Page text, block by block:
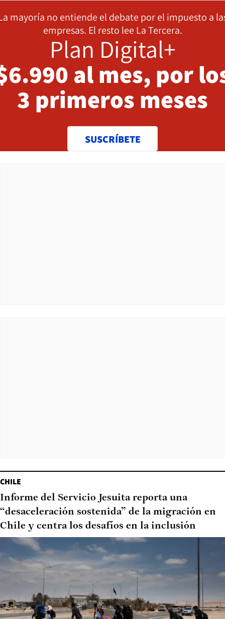
mayoría no entiende el debate por el impuesto a
empresas. El resto lee La Tercera.
Plan Digital+
al mes, por
3 primeros meses
SUSCRÍBETE
CHILE
Informe del Servicio Jesuita reporta una
“desaceleración sostenida” de la migración en
Chile y centra los desafíos en la inclusión